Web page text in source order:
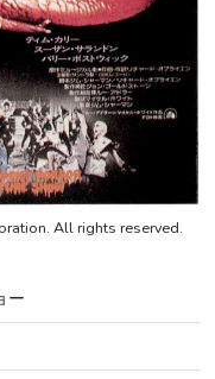
All rights reserved.
ー